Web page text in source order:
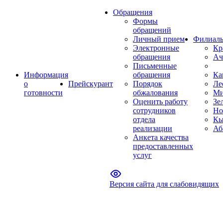
Информация
о
готовности
Прейскурант
Обращения
Формы
обращений
Личный прием
Электронные
обращения
Письменные
обращения
Порядок
обжалования
Оценить работу
сотрудников
отдела
реализации
Анкета качества
предоставленных
услуг
Версия сайта для слабовидящих